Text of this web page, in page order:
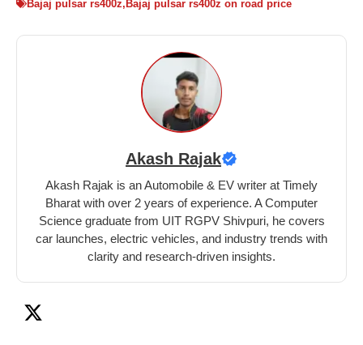
Bajaj pulsar rs400z,Bajaj pulsar rs400z on road price
Akash Rajak
Akash Rajak is an Automobile & EV writer at Timely
Bharat with over 2 years of experience. A Computer
Science graduate from UIT RGPV Shivpuri, he covers
car launches, electric vehicles, and industry trends with
clarity and research-driven insights.